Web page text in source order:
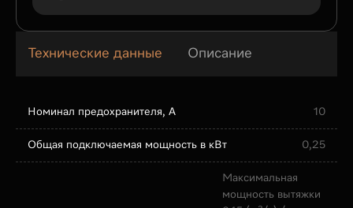
Технические данные Описание
Номинал предохранителя, А 10
Общая подключаемая мощность в кВт 0,25
Максимальная
мощность вытяжки